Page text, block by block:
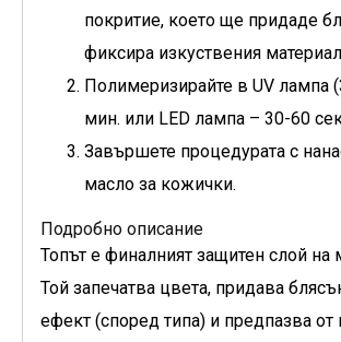
покритие, което ще придаде
фиксира изкуствения
Полимеризирайте в UV лампа
мин. или LED лампа – 30-60
Завършете процедурата с
масло за кожички.
Подробно описание
Топът е финалният защитен слой на
Той запечатва цвета, придава
ефект (според типа) и предпазва от